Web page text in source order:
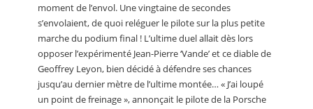
moment de l’envol. Une vingtaine de secondes
s’envolaient, de quoi reléguer le pilote sur la plus petite
marche du podium final ! L’ultime duel allait dès lors
opposer l’expérimenté Jean-Pierre ‘Vande’ et ce diable de
Geoffrey Leyon, bien décidé à défendre ses chances
jusqu’au dernier mètre de l’ultime montée… « J’ai loupé
un point de freinage », annonçait le pilote de la Porsche